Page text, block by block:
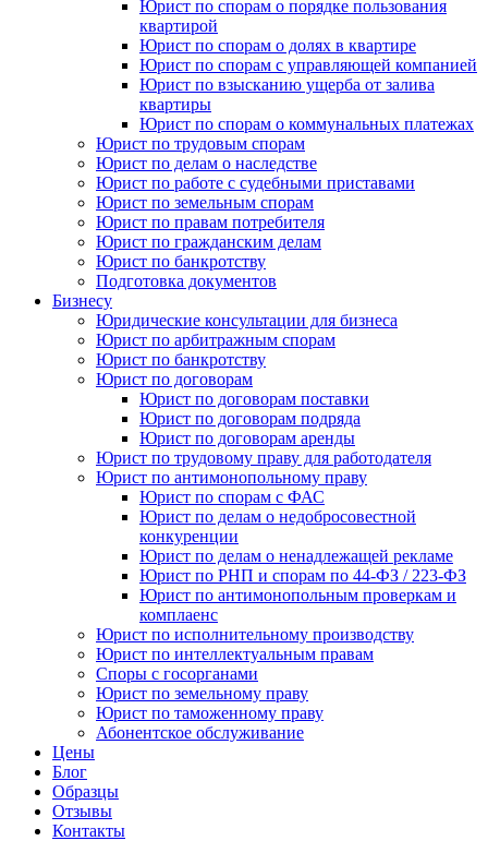
Юрист по спорам о порядке пользования
квартирой
Юрист по спорам о долях в квартире
Юрист по спорам с управляющей компанией
Юрист по взысканию ущерба от залива
квартиры
Юрист по спорам о коммунальных платежах
Юрист по трудовым спорам
Юрист по делам о наследстве
Юрист по работе с судебными приставами
Юрист по земельным спорам
Юрист по правам потребителя
Юрист по гражданским делам
Юрист по банкротству
Подготовка документов
Бизнесу
Юридические консультации для бизнеса
Юрист по арбитражным спорам
Юрист по банкротству
Юрист по договорам
Юрист по договорам поставки
Юрист по договорам подряда
Юрист по договорам аренды
Юрист по трудовому праву для работодателя
Юрист по антимонопольному праву
Юрист по спорам с ФАС
Юрист по делам о недобросовестной
конкуренции
Юрист по делам о ненадлежащей рекламе
Юрист по РНП и спорам по 44-ФЗ / 223-ФЗ
Юрист по антимонопольным проверкам и
комплаенс
Юрист по исполнительному производству
Юрист по интеллектуальным правам
Споры с госорганами
Юрист по земельному праву
Юрист по таможенному праву
Абонентское обслуживание
Цены
Блог
Образцы
Отзывы
Контакты